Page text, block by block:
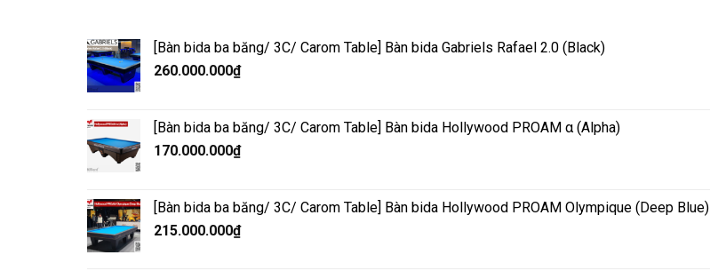
[Bàn bida ba băng/ 3C/ Carom Table] Bàn bida Gabriels Rafael 2.0 (Black)
260.000.000₫
[Bàn bida ba băng/ 3C/ Carom Table] Bàn bida Hollywood PROAM α (Alpha)
170.000.000₫
[Bàn bida ba băng/ 3C/ Carom Table] Bàn bida Hollywood PROAM Olympique (Deep Blue)
215.000.000₫